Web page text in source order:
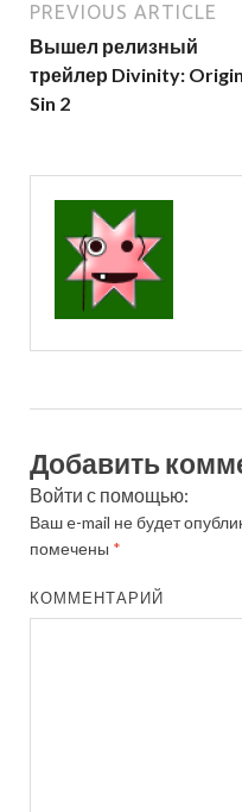
PREVIOUS ARTICLE
Вышел релизный
трейлер Divinity:
Sin 2
Добавить
Войти с помощью:
Ваш e-mail не будет
помечены *
КОММЕНТАРИЙ